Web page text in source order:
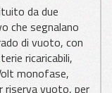
da due
che segnalano
di vuoto, con
ricaricabili,
monofase,
riserva vuoto, per